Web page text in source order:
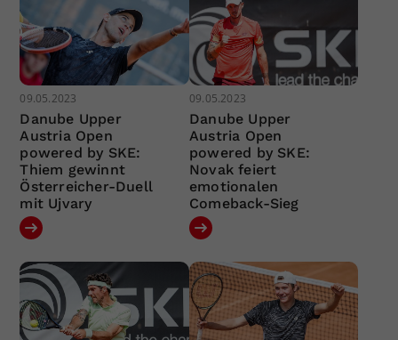
09.05.2023
Danube Upper
Austria Open
powered by SKE:
Thiem gewinnt
Österreicher-Duell
mit Ujvary
09.05.2023
Danube Upper
Austria Open
powered by SKE:
Novak feiert
emotionalen
Comeback-Sieg